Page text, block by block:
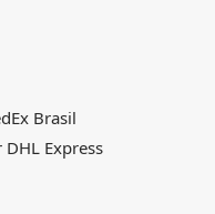
Brasil
Express